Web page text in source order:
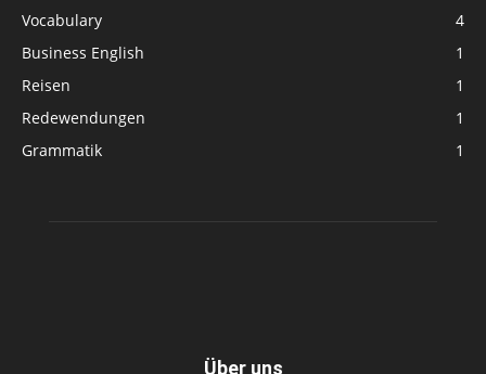
Vocabulary
4
Business English
1
Reisen
1
Redewendungen
1
Grammatik
1
Über uns